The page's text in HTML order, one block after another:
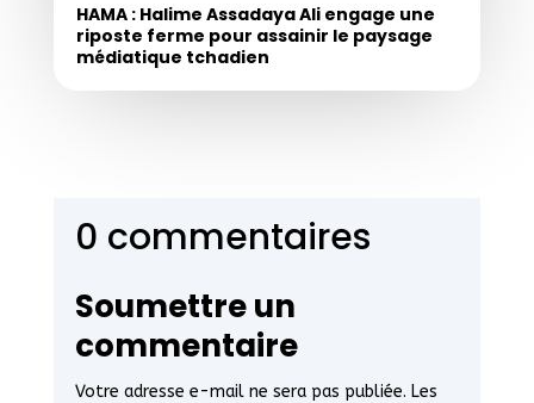
HAMA : Halime Assadaya Ali engage une
riposte ferme pour assainir le paysage
médiatique tchadien
0 commentaires
Soumettre un
commentaire
Votre adresse e-mail ne sera pas publiée. Les